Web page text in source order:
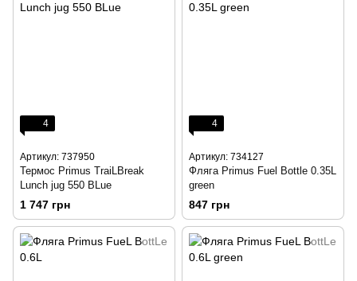
4
Артикул: 737950
Термос Primus TraiLBreak
Lunch jug 550 BLue
1 747 грн
4
Артикул: 734127
Фляга Primus Fuel Bottle 0.35L
green
847 грн